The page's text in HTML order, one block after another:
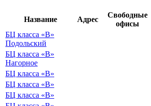
Название Адрес
Свободные
офисы
БЦ класса «B»
Подольский
БЦ класса «B»
Нагорное
БЦ класса «B»
БЦ класса «B»
БЦ класса «B»